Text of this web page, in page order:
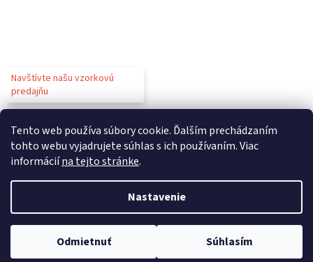
Tento web používa súbory cookie. Ďalším prechádzaním
tohto webu vyjadrujete súhlas s ich používaním. Viac
informáciína tejto stránke.
Nastavenie
Odmietnuť Súhlasím
Navštívte našu vzorkovú
predajňu
Copyright 2026Gastroparty. Všetky práva vyhradené.Upraviť